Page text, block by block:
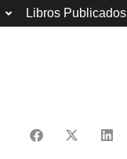
Libros Publicados